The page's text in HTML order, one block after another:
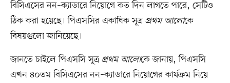
বিসিএসের নন–ক্যাডারে নিয়োগে কত দিন লাগতে পারে, সেটিও
ঠিক করা হয়েছে। পিএসসির একাধিক সূত্র প্রথম আলোকে
বিষয়গুলো জানিয়েছে।
জানতে চাইলে পিএসসি সূত্র প্রথম আলোকে জানায়, পিএসসি
এখন ৪০তম বিসিএসের নন–ক্যাডারে নিয়োগের কার্যক্রম নিয়ে